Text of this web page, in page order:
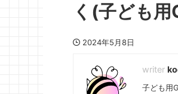
く(子ども用
2024年5月8日
子ども用